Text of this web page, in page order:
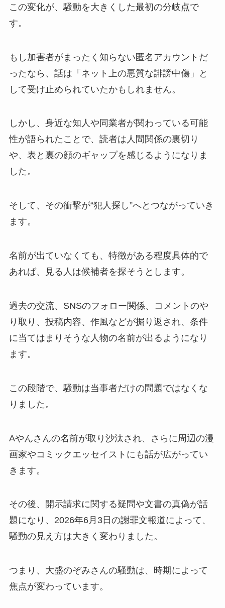
この変化が、騒動を大きくした最初の分岐点で
す。
もし加害者がまったく知らない匿名アカウントだ
ったなら、話は「ネット上の悪質な誹謗中傷」と
して受け止められていたかもしれません。
しかし、身近な知人や同業者が関わっている可能
性が語られたことで、読者は人間関係の裏切り
や、表と裏の顔のギャップを感じるようになりま
した。
そして、その衝撃が“犯人探し”へとつながっていき
ます。
名前が出ていなくても、特徴がある程度具体的で
あれば、見る人は候補者を探そうとします。
過去の交流、SNSのフォロー関係、コメントのや
り取り、投稿内容、作風などが掘り返され、条件
に当てはまりそうな人物の名前が出るようになり
ます。
この段階で、騒動は当事者だけの問題ではなくな
りました。
Aやんさんの名前が取り沙汰され、さらに周辺の漫
画家やコミックエッセイストにも話が広がってい
きます。
その後、開示請求に関する疑問や文書の真偽が話
題になり、2026年6月3日の謝罪文報道によって、
騒動の見え方は大きく変わりました。
つまり、大盛のぞみさんの騒動は、時期によって
焦点が変わっています。